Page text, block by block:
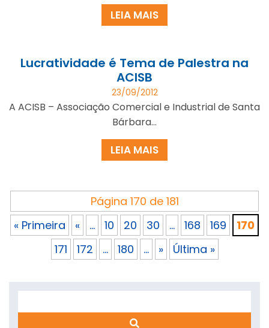
LEIA MAIS
Lucratividade é Tema de Palestra na
ACISB
23/09/2012
A ACISB – Associação Comercial e Industrial de Santa
Bárbara...
LEIA MAIS
Página 170 de 181
« Primeira
« ... 10 20 30 ... 168 169
170
171
172 ... 180 ... » Última »